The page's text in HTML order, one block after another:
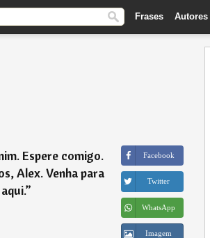
Frases Autores
Espere comigo.
Alex. Venha para
”
Facebook
Twitter
WhatsApp
Imagem